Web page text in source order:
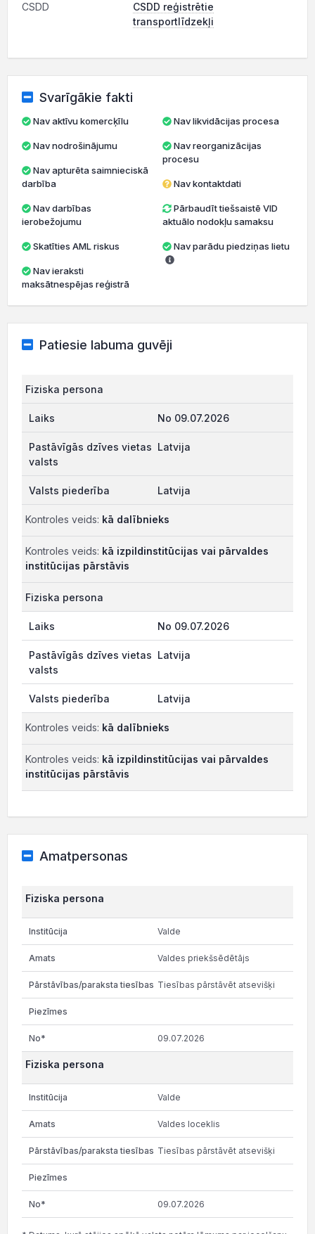
CSDD
CSDD reģistrētie
transportlīdzekļi
Svarīgākie fakti
Nav aktīvu komercķīlu
Nav nodrošinājumu
darbība
ierobežojumu
Skatīties AML riskus
maksātnespējas reģistrā
Nav likvidācijas procesa
Nav reorganizācijas
procesu
Nav kontaktdati
Pārbaudīt tiešsaistē VID
aktuālo nodokļu samaksu
Nav parādu piedziņas lietu
Patiesie labuma guvēji
Fiziska persona
No 09.07.2026
Latvija
Latvija
Kontroles veids: kā dalībnieks
Kontroles veids: kā izpildinstitūcijas vai pārvaldes
institūcijas pārstāvis
Fiziska persona
No 09.07.2026
Latvija
Latvija
Kontroles veids: kā dalībnieks
Kontroles veids: kā izpildinstitūcijas vai pārvaldes
institūcijas pārstāvis
Amatpersonas
Fiziska persona
Valde
Valdes priekšsēdētājs
Tiesības pārstāvēt atsevišķi
09.07.2026
Fiziska persona
Valde
Valdes loceklis
Tiesības pārstāvēt atsevišķi
09.07.2026